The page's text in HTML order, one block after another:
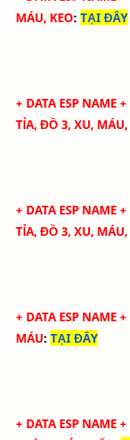
MÁU, KEO: TẠI ĐÂY
+ DATA ESP NAME
TỈA, ĐỒ 3, XU, MÁU,
+ DATA ESP NAME
TỈA, ĐỒ 3, XU, MÁU,
+ DATA ESP NAME
MÁU: TẠI ĐÂY
+ DATA ESP NAME